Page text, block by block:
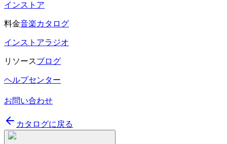
インストア
料金音楽カタログ
インストアラジオ
リソースブログ
ヘルプセンター
お問い合わせ
カタログに戻る